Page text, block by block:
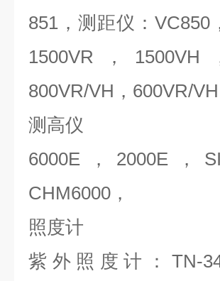
851，测距仪：VC850
1500VR，1500VH
800VR/VH，600VR/VH
测
6000E，2000E，
CHM6000，
照度计
紫外照度计：TN-